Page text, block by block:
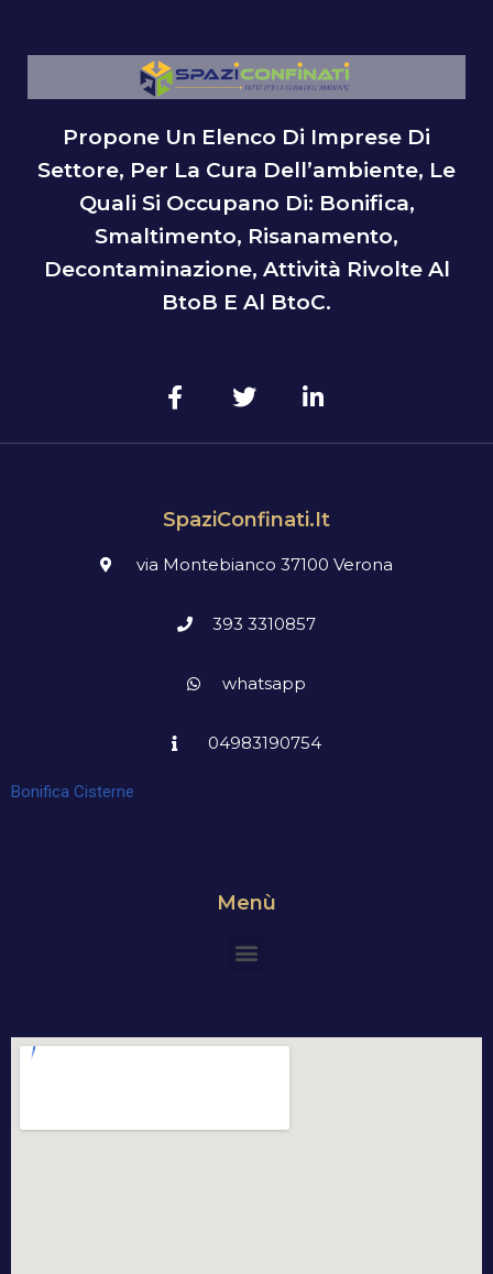
Propone Un Elenco Di Imprese Di
Settore, Per La Cura Dell’ambiente, Le
Quali Si Occupano Di: Bonifica,
Smaltimento, Risanamento,
Decontaminazione, Attività Rivolte Al
BtoB E Al BtoC.
SpaziConfinati.it
via Montebianco 37100 Verona
393 3310857
whatsapp
04983190754
Bonifica Cisterne
Menù